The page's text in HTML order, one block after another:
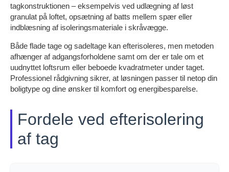
tagkonstruktionen – eksempelvis ved udlægning af løst
granulat på loftet, opsætning af batts mellem spær eller
indblæsning af isoleringsmateriale i skråvægge.
Både flade tage og sadeltage kan efterisoleres, men metoden
afhænger af adgangsforholdene samt om der er tale om et
uudnyttet loftsrum eller beboede kvadratmeter under taget.
Professionel rådgivning sikrer, at løsningen passer til netop din
boligtype og dine ønsker til komfort og energibesparelse.
Fordele ved efterisolering
af tag